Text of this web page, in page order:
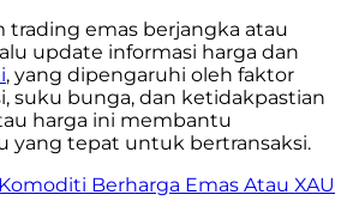
trading emas berjangka atau
update informasi harga dan
, yang dipengaruhi oleh faktor
suku bunga, dan ketidakpastian
harga ini membantu
yang tepat untuk bertransaksi.
Berharga Emas Atau XAU